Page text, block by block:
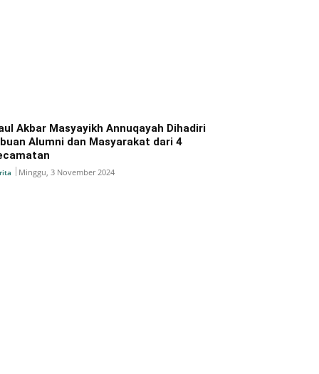
Akbar Masyayikh Annuqayah Dihadiri
Alumni dan Masyarakat dari 4
Minggu, 3 November 2024